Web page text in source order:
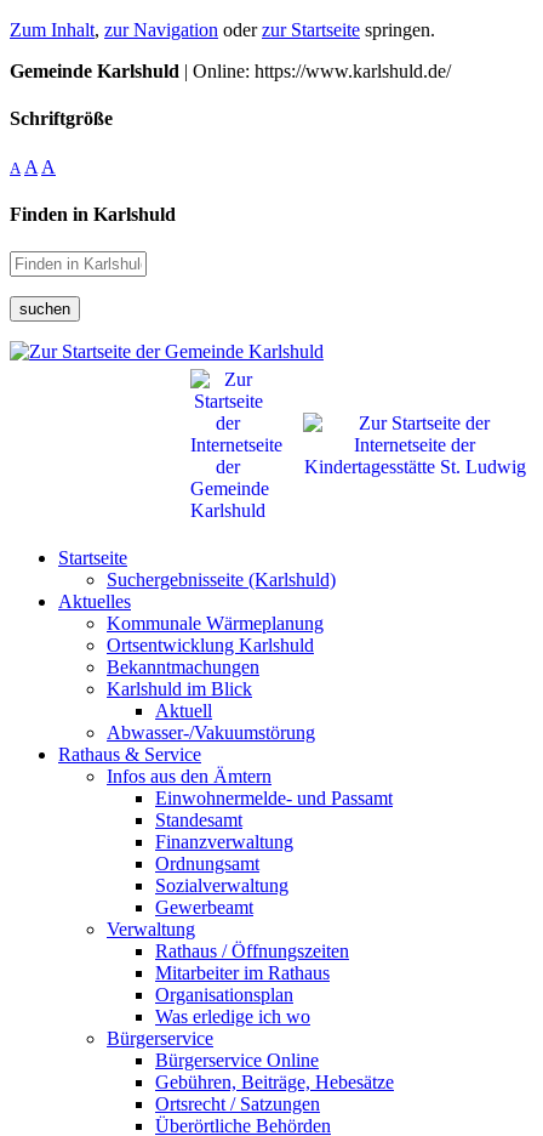
Zum Inhalt, zur Navigation oderzur Startseite springen.
Gemeinde Karlshuld | Online: https://www.karlshuld.de/
Schriftgröße
A A A
Finden in Karlshuld
suchen
Startseite
Suchergebnisseite (Karlshuld)
Aktuelles
Kommunale Wärmeplanung
Ortsentwicklung Karlshuld
Bekanntmachungen
Karlshuld im Blick
Aktuell
Abwasser-/Vakuumstörung
Rathaus & Service
Infos aus den Ämtern
Einwohnermelde- und Passamt
Standesamt
Finanzverwaltung
Ordnungsamt
Sozialverwaltung
Gewerbeamt
Verwaltung
Rathaus / Öffnungszeiten
Mitarbeiter im Rathaus
Organisationsplan
Was erledige ich wo
Bürgerservice
Bürgerservice Online
Gebühren, Beiträge, Hebesätze
Ortsrecht / Satzungen
Überörtliche Behörden